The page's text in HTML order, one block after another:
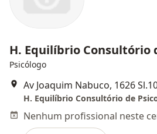
H. Equilíbrio Consultório
Psicólogo
Av Joaquim Nabuco, 1626
H. Equilíbrio Consultório de